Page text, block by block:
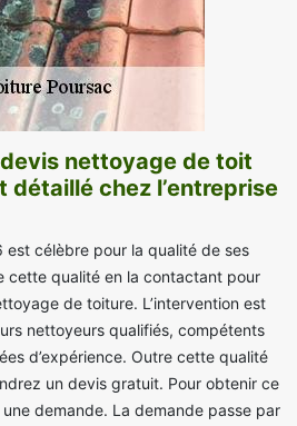
nettoyage de toit
chez l’entreprise
est célèbre pour la qualité de ses
cette qualité en la contactant pour
de toiture. L’intervention est
nettoyeurs qualifiés, compétents
d’expérience. Outre cette qualité
un devis gratuit. Pour obtenir ce
demande. La demande passe par